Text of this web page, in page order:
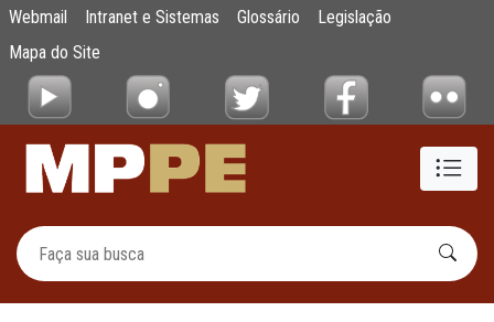
Pular para o Conteúdo principal
Documentos
Webmail Intranet e Sistemas Glossário
Legislação
Mapa do Site